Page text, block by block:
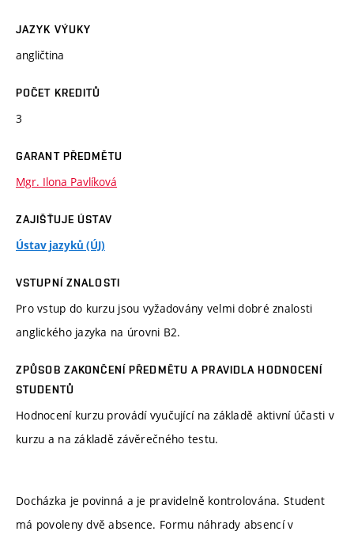
JAZYK VÝUKY
angličtina
POČET KREDITŮ
3
GARANT PŘEDMĚTU
Mgr. Ilona Pavlíková
ZAJIŠŤUJE ÚSTAV
Ústav jazyků (ÚJ)
VSTUPNÍ ZNALOSTI
Pro vstup do kurzu jsou vyžadovány velmi dobré znalosti
anglického jazyka na úrovni B2.
ZPŮSOB ZAKONČENÍ PŘEDMĚTU A PRAVIDLA HODNOCENÍ
STUDENTŮ
Hodnocení kurzu provádí vyučující na základě aktivní účasti v
kurzu a na základě závěrečného testu.
Docházka je povinná a je pravidelně kontrolována. Student
má povoleny dvě absence. Formu náhrady absencí v